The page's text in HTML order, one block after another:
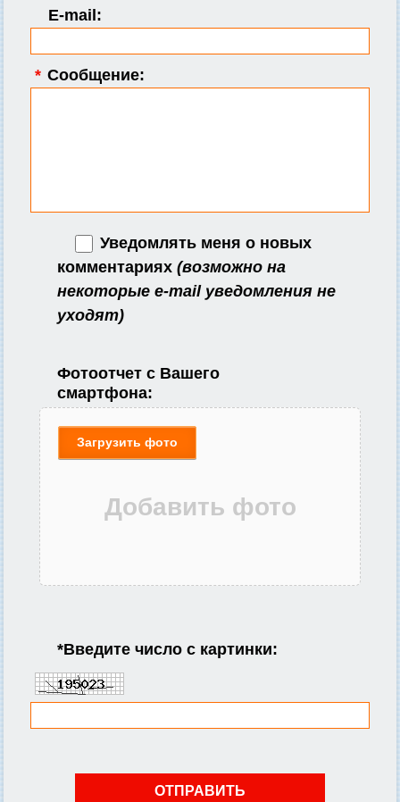
E-mail:
* Сообщение:
Уведомлять меня о новых
комментариях (возможно на
некоторые e-mail уведомления не
уходят)
Фотоотчет с Вашего
смартфона:
Загрузить фото
*Введите число с картинки: